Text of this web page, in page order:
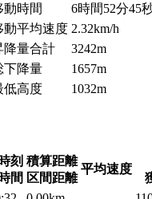
動時間
6時間52分45
動平均速度 2.32km/h
降量合計
3242m
下降量
1657m
低高度 1032m
刻
間
積算距離
区間距離
平均速度